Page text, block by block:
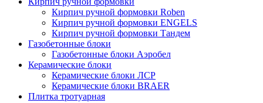
Кирпич ручной формовки Roben
Кирпич ручной формовки ENGELS
Кирпич ручной формовки Тандем
Газобетонные блоки
Газобетонные блоки Аэробел
Керамические блоки
Керамические блоки ЛСР
Керамические блоки BRAER
Плитка тротуарная